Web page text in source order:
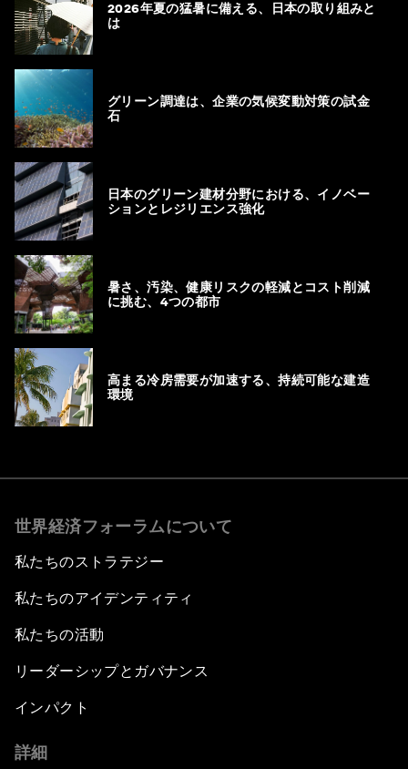
2026年夏の猛暑に備える、日本の取り組みと
は
グリーン調達は、企業の気候変動対策の試金
石
日本のグリーン建材分野における、イノベー
ションとレジリエンス強化
暑さ、汚染、健康リスクの軽減とコスト削減
に挑む、4つの都市
高まる冷房需要が加速する、持続可能な建造
環境
世界経済フォーラムについて
私たちのストラテジー
私たちのアイデンティティ
私たちの活動
リーダーシップとガバナンス
インパクト
詳細